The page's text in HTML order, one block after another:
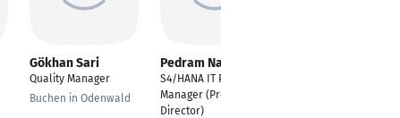
Gökhan Sari
Quality Manager
Buchen in Odenwald
Pedram Naderi
S4/HANA IT Program
Manager (Program
Director)